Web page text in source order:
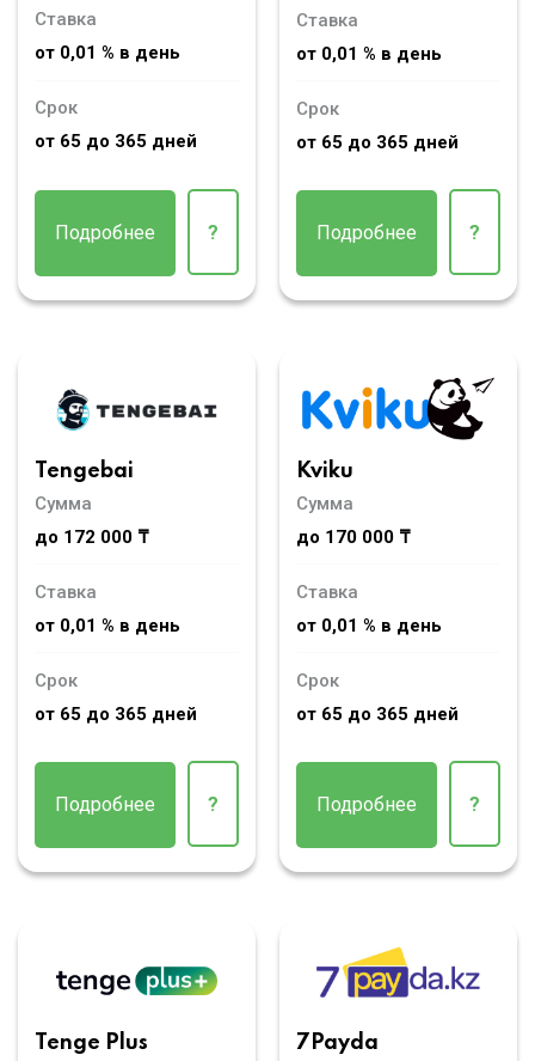
Ставка
от 0,01 % в день
Срок
от 65 до 365 дней
Подробнее ?
Ставка
от 0,01 % в день
Срок
от 65 до 365 дней
Подробнее ?
Tengebai
Сумма
до 172 000 ₸
Ставка
от 0,01 % в день
Срок
от 65 до 365 дней
Подробнее ?
Kviku
Сумма
до 170 000 ₸
Ставка
от 0,01 % в день
Срок
от 65 до 365 дней
Подробнее ?
Tenge Plus
7Payda